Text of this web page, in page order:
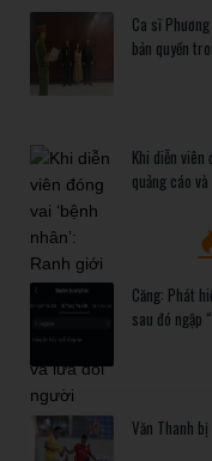
Ca sĩ
bản quyền
Khi diễn viên
quảng cáo
Căng: Phát
sau đó ngập
Văn Thanh